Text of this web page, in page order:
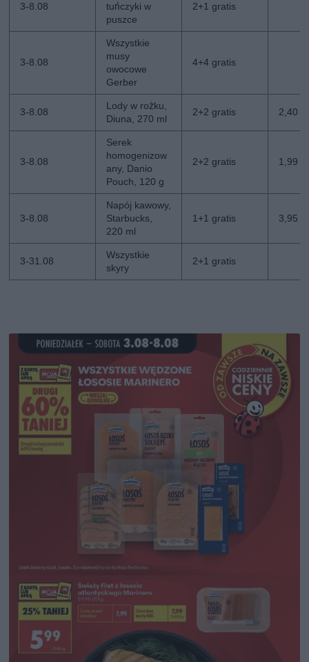
3-8.08
tuńczyki w
puszce
2+1 gratis
3-8.08
Wszystkie
musy
owocowe
Gerber
4+4 gratis
3-8.08
Lody w rożku,
Diuna, 270 ml
2+2 gratis 2,40
3-8.08
Serek
homogenizow
any, Danio
Pouch, 120 g
2+2 gratis 1,99
3-8.08
Napój kawowy,
Starbucks,
220 ml
1+1 gratis 3,95
3-31.08
Wszystkie
skyry
2+1 gratis